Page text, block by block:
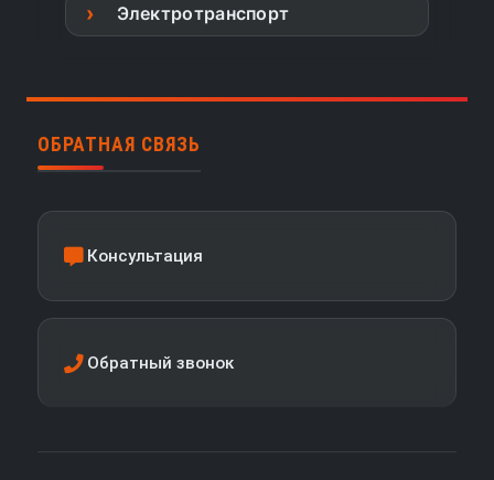
Электротранспорт
ОБРАТНАЯ СВЯЗЬ
Консультация
Обратный звонок